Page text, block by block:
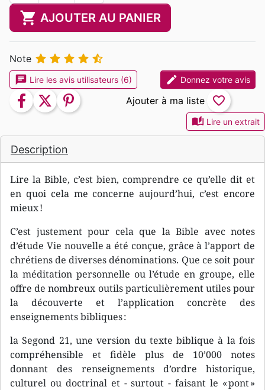
auto_stories Lire un extrait
Description
Lire la Bible, c’est bien, comprendre ce qu’elle dit et
en quoi cela me concerne aujourd’hui, c’est encore
mieux !
C’est justement pour cela que la Bible avec notes
d’étude Vie nouvelle a été conçue, grâce à l’apport de
chrétiens de diverses dénominations. Que ce soit pour
la méditation personnelle ou l’étude en groupe, elle
offre de nombreux outils particulièrement utiles pour
la découverte et l’application concrète des
enseignements bibliques :
la Segond 21, une version du texte biblique à la fois
compréhensible et fidèle plus de 10’000 notes
donnant des renseignements d’ordre historique,
culturel ou doctrinal et - surtout - faisant le « pont »
shopping_cart AJOUTER AU PANIER
Note     
chat Lire les avis utilisateurs (6) edit Donnez votre avis
facebook twitter pinterest favorite_border